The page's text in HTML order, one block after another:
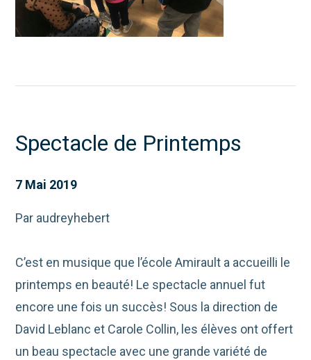
Spectacle de Printemps
7 Mai 2019
Par audreyhebert
C’est en musique que l’école Amirault a accueilli le
printemps en beauté! Le spectacle annuel fut
encore une fois un succès! Sous la direction de
David Leblanc et Carole Collin, les élèves ont offert
un beau spectacle avec une grande variété de